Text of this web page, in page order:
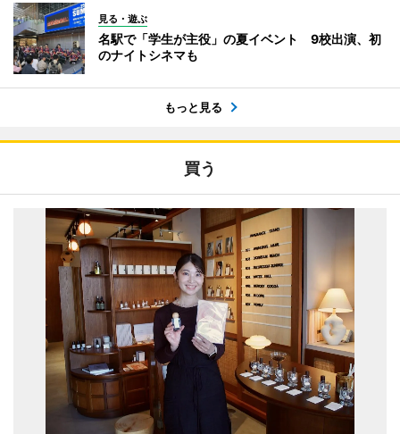
見る・遊ぶ
名駅で「学生が主役」の夏イベント 9校出演、初
のナイトシネマも
もっと見る
買う